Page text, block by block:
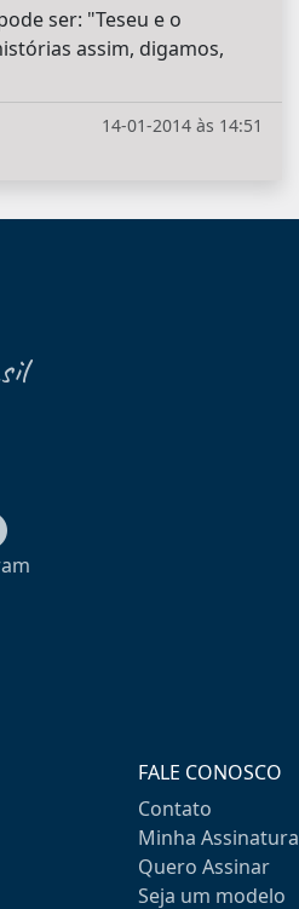
ser: "Teseu e o
assim, digamos,
14-01-2014 às 14:51
FALE CONOSCO
Contato
Minha Assinatura
Quero Assinar
Seja um modelo